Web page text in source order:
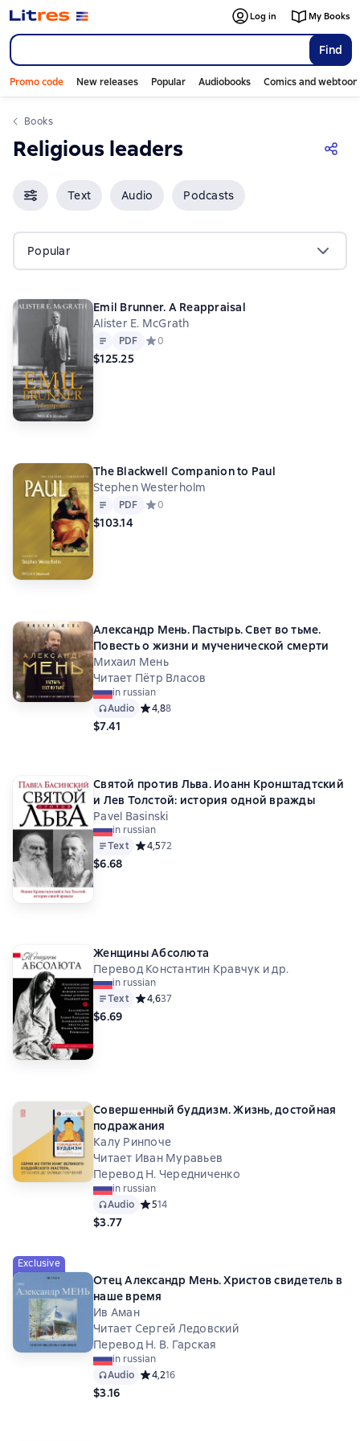
Find
Log in My Books
Promo code New releases Popular Audiobooks Comics and
Books
Religious leaders
Text Audio Podcasts
Popular
Emil Brunner. A Reappraisal
Alister E. McGrath
Text PDF
PDF Средний рейтинг 0 на основе 0 оценок
0
$125.25
The Blackwell Companion to Paul
Stephen Westerholm
Text PDF
PDF Средний рейтинг 0 на основе 0 оценок
0
$103.14
Александр Мень. Пастырь. Свет во тьме.
Повесть о жизни и мученической смерти
Михаил Мень
Читает Пётр Власов
in russian
Audio Средний рейтинг 4,8 на основе 8 оценок
4,88
$7.41
Святой против Льва. Иоанн Кронштадтский
и Лев Толстой: история одной вражды
Pavel Basinski
in russian
Text Средний рейтинг 4,5 на основе 72 оценок
4,572
$6.68
Женщины Абсолюта
Перевод Константин Кравчук и др.
in russian
Text Средний рейтинг 4,6 на основе 37 оценок
4,637
$6.69
Совершенный буддизм. Жизнь, достойная
подражания
Калу Ринпоче
Читает Иван Муравьев
Перевод Н. Чередниченко
in russian
Audio Средний рейтинг 5 на основе 14 оценок
514
$3.77
Exclusive
Отец Александр Мень. Христов свидетель в
наше время
Ив Аман
Читает Сергей Ледовский
Перевод Н. В. Гарская
in russian
Audio Средний рейтинг 4,2 на основе 16 оценок
4,216
$3.16